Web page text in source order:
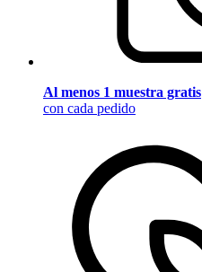
Al menos 1 muestra gratis
con cada pedido